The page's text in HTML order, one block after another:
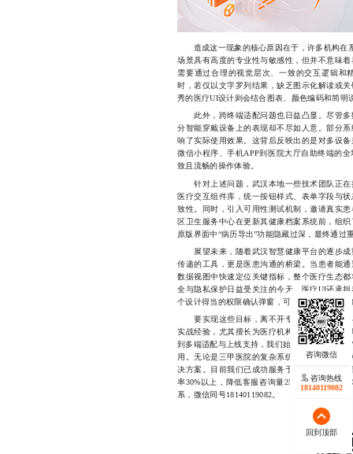
造成这一现象的核心原因在于，许多机构在
场景具有高度的专业性与敏感性，但并不意味
需要通过合理的视觉层次、一致的交互逻辑和
时，若仅以文字罗列结果，缺乏图示化解读或
秀的医疗UI设计则会结合图表、颜色编码和简明
此外，跨终端适配问题也日益凸显。尽管多
分智能穿戴设备上的表现却不尽如人意。部分
响了实际使用效果。这背后反映出的是对多设
微信小程序、手机APP到医院大厅自助终端的
致且流畅的操作体验。
针对上述问题，武汉本地一些技术团队正在
医疗交互组件库，统一按钮样式、表单字段与
致性。同时，引入可用性测试机制，邀请真实
区卫生服务中心在更新其健康档案系统前，组
原版界面中“病历导出”功能隐藏过深，最终通过
展望未来，随着武汉智慧健康平台的逐步成
传递的工具，更是医患沟通的桥梁。当患者能
数据视图中快速定位关键指标，整个医疗生态
全与隐私保护日益受关注的今天，医疗UI还承
个设计得当的权限确认弹窗，可能比冗长的协议
要实现这些目标，离不开专业团队的深度参
实战经验，尤其擅长为医疗机构量身定制符合
到多端适配与上线支持，我们始终坚持“以人为
用。无论是三甲医院的复杂系统集成，还是基
决方案。目前我们已成功服务于武汉多家公立
率30%以上，降低客服咨询量25%。如果您希
系，微信同号18140119082。
咨询热线
18140119082
回到顶部